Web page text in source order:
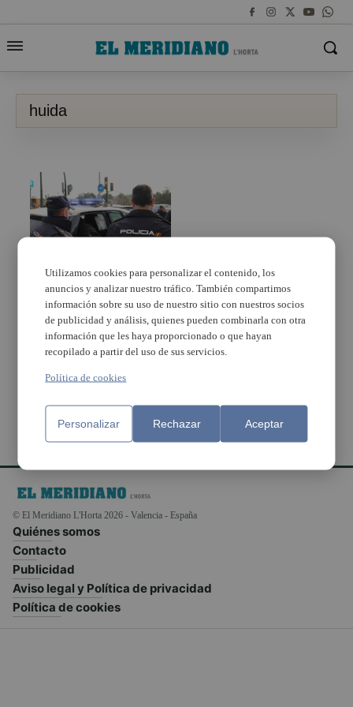
huida
La Policía Nacional
detiene en Burjassot a
un hombre tras darse a
la fuga en su coche e
intentar atropellar a un
agente
© El Meridiano L'Horta 2026 - Valencia - España
Quiénes somos
Contacto
Publicidad
Aviso legal y Política de privacidad
Política de cookies
Utilizamos cookies para personalizar el contenido, los
anuncios y analizar nuestro tráfico. También compartimos
información sobre su uso de nuestro sitio con nuestros socios
de publicidad y análisis, quienes pueden combinarla con otra
información que les haya proporcionado o que hayan
recopilado a partir del uso de sus servicios.
Política de cookies
Personalizar Rechazar Aceptar